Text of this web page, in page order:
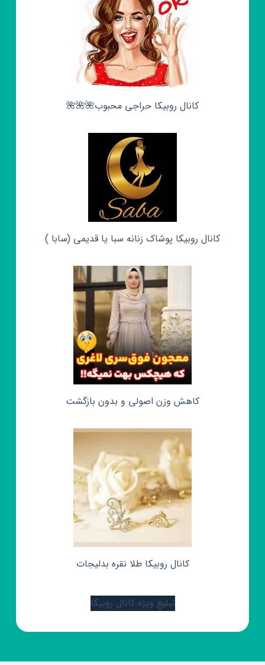
کانال روبیکا حراجی محبوب🌺🌺🌺
کانال روبیکا پوشاک زنانه سبا یا قدیمی (سابا )
کاهش وزن اصولی و بدون بازگشت
کانال روبیکا طلا نقره بدلیجات
تبلیغ ویژه کانال روبیکا